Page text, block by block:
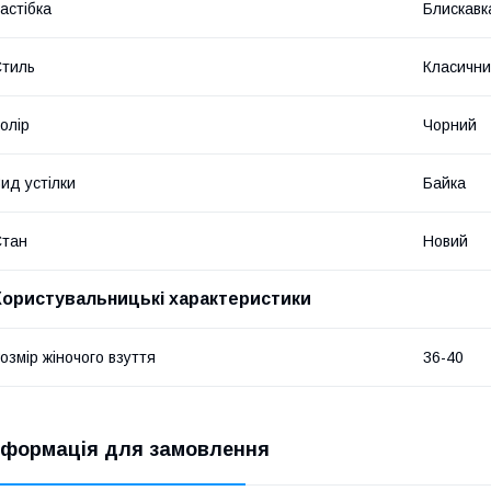
Чорний
устілки Байка
Новий
характеристики
жіночого взуття 36-40
для замовлення